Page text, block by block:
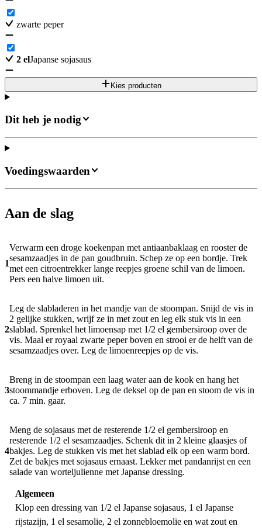
zwarte peper
2 elJapanse sojasaus
Kies producten
Dit heb je nodig
Aan de slag
1
Verwarm een droge koekenpan met antiaanbaklaag en rooster de
sesamzaadjes in de pan goudbruin. Schep ze op een bordje. Trek
met een citroentrekker lange reepjes groene schil van de limoen.
Pers een halve limoen uit.
2
Leg de slabladeren in het mandje van de stoompan. Snijd de vis in
2 gelijke stukken, wrijf ze in met zout en leg elk stuk vis in een
slablad. Sprenkel het limoensap met 1/2 el gembersiroop over de
vis. Maal er royaal zwarte peper boven en strooi er de helft van de
sesamzaadjes over. Leg de limoenreepjes op de vis.
3
Breng in de stoompan een laag water aan de kook en hang het
stoommandje erboven. Leg de deksel op de pan en stoom de vis in
ca. 7 min. gaar.
4
Meng de sojasaus met de resterende 1/2 el gembersiroop en
resterende 1/2 el sesamzaadjes. Schenk dit in 2 kleine glaasjes of
bakjes. Leg de stukken vis met het slablad elk op een warm bord.
Zet de bakjes met sojasaus ernaast. Lekker met pandanrijst en een
salade van worteljulienne met Japanse dressing.
Algemeen
Klop een dressing van 1/2 el Japanse sojasaus, 1 el Japanse
rijstazijn, 1 el sesamolie, 2 el zonnebloemolie en wat zout en
Voedingswaarden